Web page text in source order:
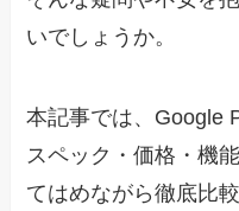
いでしょうか。
本記事では、Google
スペック・価格・機
てはめながら徹底比